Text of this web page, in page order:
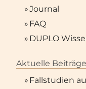
»Journal
» FAQ
» DUPLO
Aktuelle Beiträge
» Fallstudien